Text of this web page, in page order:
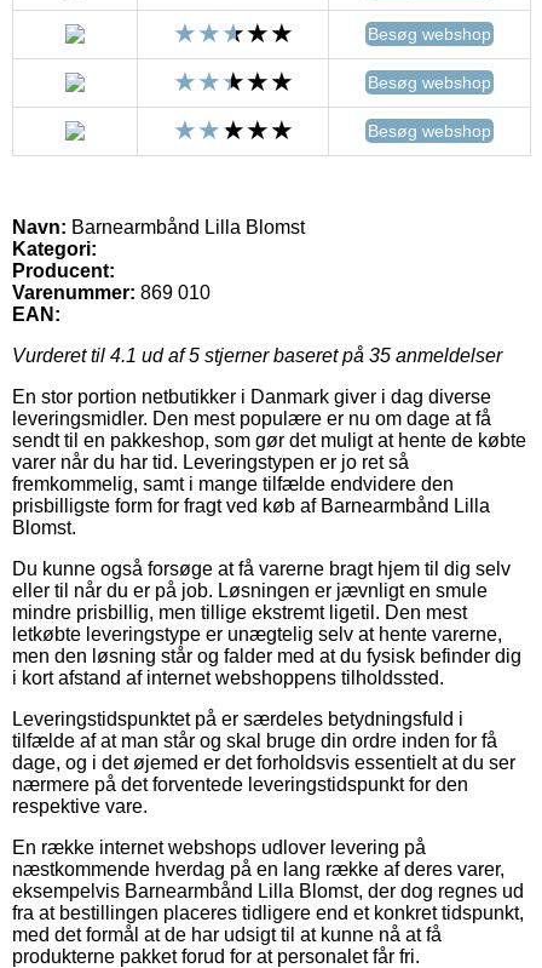
Besøg webshop
Besøg webshop
Besøg webshop
Navn: Barnearmbånd Lilla Blomst
Kategori:
Producent:
Varenummer: 869 010
EAN:
Vurderet til 4.1 ud af 5 stjerner baseret på 35 anmeldelser
En stor portion netbutikker i Danmark giver i dag diverse
leveringsmidler. Den mest populære er nu om dage at få
sendt til en pakkeshop, som gør det muligt at hente de købte
varer når du har tid. Leveringstypen er jo ret så
fremkommelig, samt i mange tilfælde endvidere den
prisbilligste form for fragt ved køb af Barnearmbånd Lilla
Blomst.
Du kunne også forsøge at få varerne bragt hjem til dig selv
eller til når du er på job. Løsningen er jævnligt en smule
mindre prisbillig, men tillige ekstremt ligetil. Den mest
letkøbte leveringstype er unægtelig selv at hente varerne,
men den løsning står og falder med at du fysisk befinder dig
i kort afstand af internet webshoppens tilholdssted.
Leveringstidspunktet på er særdeles betydningsfuld i
tilfælde af at man står og skal bruge din ordre inden for få
dage, og i det øjemed er det forholdsvis essentielt at du ser
nærmere på det forventede leveringstidspunkt for den
respektive vare.
En række internet webshops udlover levering på
næstkommende hverdag på en lang række af deres varer,
eksempelvis Barnearmbånd Lilla Blomst, der dog regnes ud
fra at bestillingen placeres tidligere end et konkret tidspunkt,
med det formål at de har udsigt til at kunne nå at få
produkterne pakket forud for at personalet får fri.